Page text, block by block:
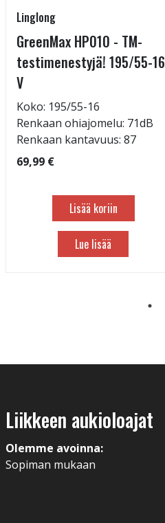
Linglong
GreenMax HP010 - TM-
testimenestyjä! 195/55-16
V
Koko: 195/55-16
Renkaan ohiajomelu: 71dB
Renkaan kantavuus: 87
69,99 €
Lisää koriin
Lue lisää
Liikkeen aukioloajat
Olemme avoinna:
Sopiman mukaan